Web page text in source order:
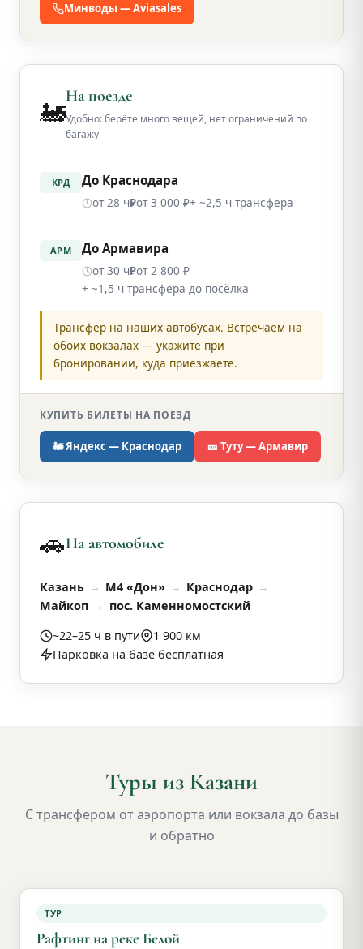
Минводы — Aviasales
🚂На поезде
Удобно: берёте много вещей, нет ограничений по
багажу
КРД До Краснодара
от 28 ч₽от 3 000 ₽+ ~2,5 ч трансфера
АРМ До Армавира
от 30 ч₽от 2 800 ₽
+ ~1,5 ч трансфера до посёлка
Трансфер на наших автобусах. Встречаем на
обоих вокзалах — укажите при
бронировании, куда приезжаете.
КУПИТЬ БИЛЕТЫ НА ПОЕЗД
🚂 Яндекс — Краснодар 🎫 Туту — Армавир
🚗На автомобиле
Казань М4 «Дон»
Краснодар
Майкоп
пос. Каменномостский
~22–25 ч в пути
1 900 км
Парковка на базе бесплатная
Туры из Казани
С трансфером от аэропорта или вокзала до базы
и обратно
ТУР
Рафтинг на реке Белой